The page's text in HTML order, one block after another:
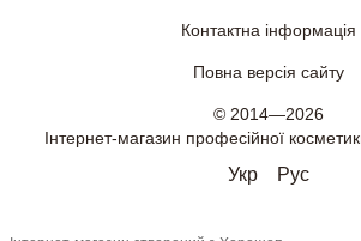
Контактна інформація
Повна версія сайту
© 2014—2026
Інтернет-магазин професійної
Укр Рус